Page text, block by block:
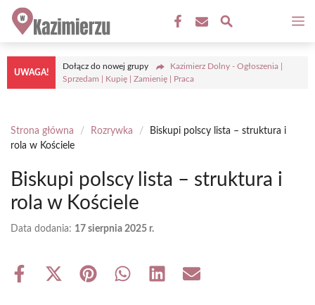
Przejdź
treści
UWAGA!
Dołącz do nowej grupy
Kazimierz Dolny - Ogłoszenia |
Sprzedam | Kupię | Zamienię | Praca
Strona główna / Rozrywka /
Biskupi polscy lista – struktura i
rola w Kościele
Biskupi polscy lista – struktura i
rola w Kościele
Data dodania: 17 sierpnia 2025 r.
Share
Share Share Share Share Share